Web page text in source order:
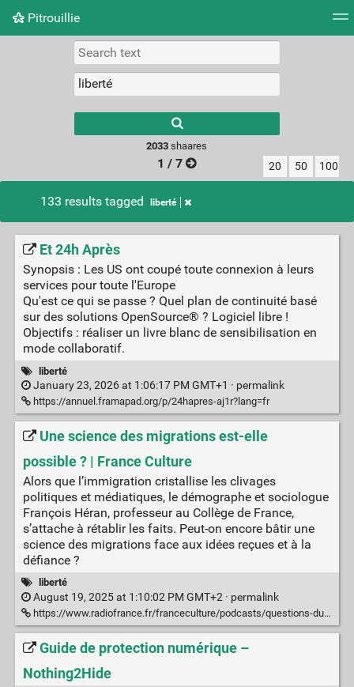
Pitrouillie
Daily
results.
2033 shaares
1 / 7 20 50 100
133 results tagged liberté
Et 24h Après
Synopsis : Les US ont coupé toute connexion à leurs
services pour toute l'Europe
Qu'est ce qui se passe ? Quel plan de continuité basé
sur des solutions OpenSource® ? Logiciel libre !
Objectifs : réaliser un livre blanc de sensibilisation en
mode collaboratif.
liberté
January 23, 2026 at 1:06:17 PM GMT+1 · permalink
https://annuel.framapad.org/p/24hapres-aj1r?lang=fr
Une science des migrations est-elle
possible ? | France Culture
Alors que l’immigration cristallise les clivages
politiques et médiatiques, le démographe et sociologue
François Héran, professeur au Collège de France,
s’attache à rétablir les faits. Peut-on encore bâtir une
science des migrations face aux idées reçues et à la
défiance ?
liberté
August 19, 2025 at 1:10:02 PM GMT+2 · permalink
https://www.radiofrance.fr/franceculture/podcasts/questions-du-soir-l-idee/une-science-des-migrations-est-elle-possible-1537280
Guide de protection numérique –
Nothing2Hide